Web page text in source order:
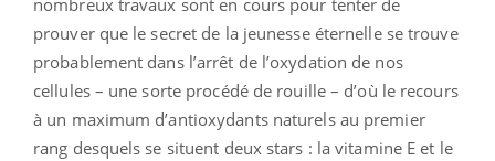
nombreux travaux sont en cours pour tenter de
prouver que le secret de la jeunesse éternelle se trouve
probablement dans l’arrêt de l’oxydation de nos
cellules – une sorte procédé de rouille – d’où le recours
à un maximum d’antioxydants naturels au premier
rang desquels se situent deux stars : la vitamine E et le